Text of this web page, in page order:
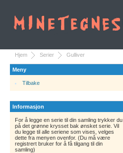
Hjem Serier Gulliver
Meny
Tilbake
Informasjon
For å legge en serie til din samling trykker du
på det grønne krysset bak ønsket serie. Vil
du legge til alle seriene som vises, velges
dette fra menyen ovenfor. (Du må være
registrert bruker for å få tilgang til din
samling)